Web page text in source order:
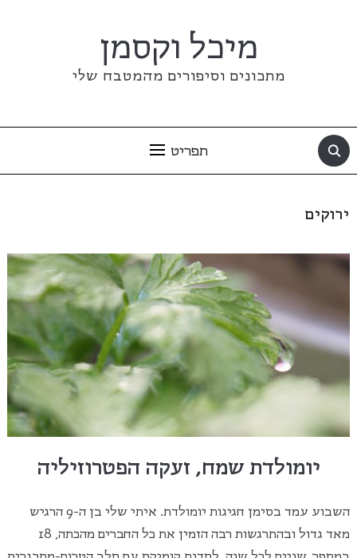
מיכל וקסמן
מתכונים וסיפורים מהמטבח שלי
תפריט
ירוקים
יומולדת שמח, זעקה הפטרוזיליה
השבוע עמד בסימן חגיגות יומולדת. איתי שלי בן ה-9 הרגיש
מאד גדול ובהתרגשות רבה הזמין את כל החברים מהכתה, 18